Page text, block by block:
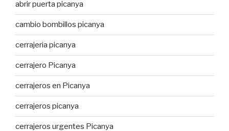
abrir puerta picanya
cambio bombillos picanya
cerrajeria picanya
cerrajero Picanya
cerrajeros en Picanya
cerrajeros picanya
cerrajeros urgentes Picanya